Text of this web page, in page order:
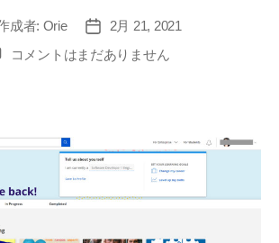
成者: Orie
投
稿
日
2月 21, 2021
コ
海
大
コメントはまだありません